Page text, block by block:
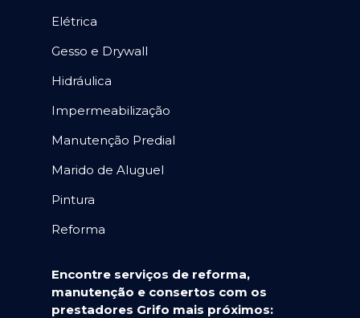
Elétrica
Gesso e Drywall
Hidráulica
Impermeabilização
Manutenção Predial
Marido de Aluguel
Pintura
Reforma
Encontre serviços de reforma,
manutenção e consertos com os
prestadores Grifo mais próximos: